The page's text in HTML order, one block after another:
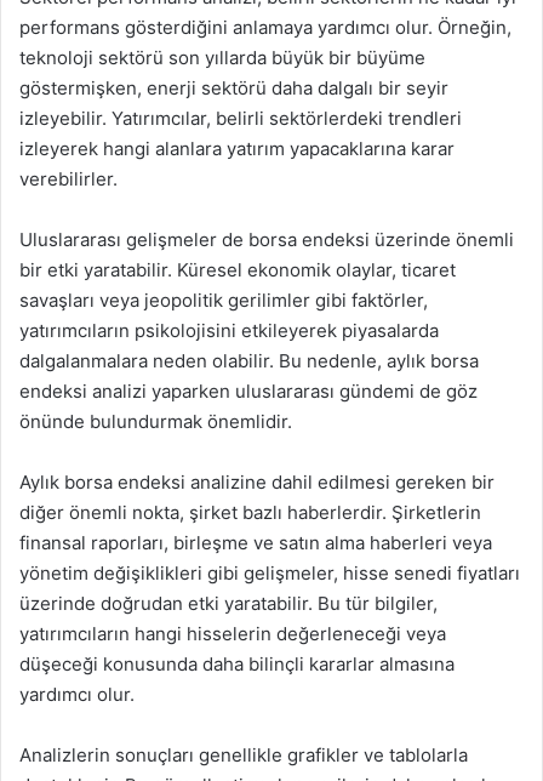
performans gösterdiğini anlamaya yardımcı olur. Örneğin,
teknoloji sektörü son yıllarda büyük bir büyüme
göstermişken, enerji sektörü daha dalgalı bir seyir
izleyebilir. Yatırımcılar, belirli sektörlerdeki trendleri
izleyerek hangi alanlara yatırım yapacaklarına karar
verebilirler.
Uluslararası gelişmeler de borsa endeksi üzerinde önemli
bir etki yaratabilir. Küresel ekonomik olaylar, ticaret
savaşları veya jeopolitik gerilimler gibi faktörler,
yatırımcıların psikolojisini etkileyerek piyasalarda
dalgalanmalara neden olabilir. Bu nedenle, aylık borsa
endeksi analizi yaparken uluslararası gündemi de göz
önünde bulundurmak önemlidir.
Aylık borsa endeksi analizine dahil edilmesi gereken bir
diğer önemli nokta, şirket bazlı haberlerdir. Şirketlerin
finansal raporları, birleşme ve satın alma haberleri veya
yönetim değişiklikleri gibi gelişmeler, hisse senedi fiyatları
üzerinde doğrudan etki yaratabilir. Bu tür bilgiler,
yatırımcıların hangi hisselerin değerleneceği veya
düşeceği konusunda daha bilinçli kararlar almasına
yardımcı olur.
Analizlerin sonuçları genellikle grafikler ve tablolarla